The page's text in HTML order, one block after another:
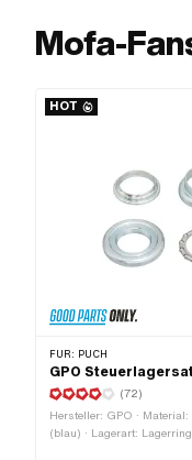
Mofa-
HOT
FÜR: PUCH
GPO
(72)
Hersteller: GPO ·
(blau) · Lagerart: